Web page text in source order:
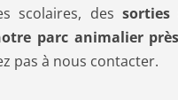
scolaires, des sorties
parc animalier
pas à nous contacter.